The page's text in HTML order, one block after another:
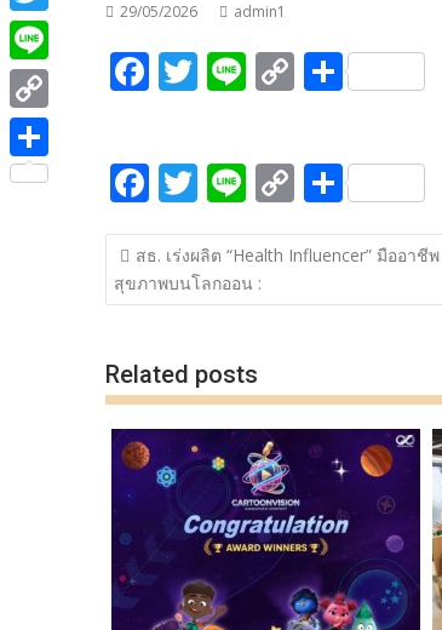
29/05/2026 admin1
F
ac
b
o
o
k
T
w
er
Li
n
C
o
y
Li
n
k
S
h
e
F
ac
e
b
o
k
T
w
itt
er
Li
n
e
C
o
p
y
k
S
h
ar
e
แนะแนว
เรื่อง
สธ. เร่งผลิต “Health Influencer” มืออา
สุขภาพบนโลกออน :
Related posts
a
c
e
b
o
T
w
i
t
t
L
i
n
C
o
S